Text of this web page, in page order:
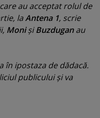
au acceptat rolul de
laAntena 1, scrie
MonişiBuzduganau
în ipostaza de dădacă.
publicului şi va